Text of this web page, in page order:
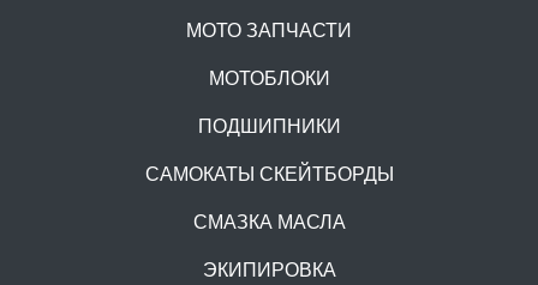
МОТО ЗАПЧАСТИ
МОТОБЛОКИ
ПОДШИПНИКИ
САМОКАТЫ СКЕЙТБОРДЫ
СМАЗКА МАСЛА
ЭКИПИРОВКА